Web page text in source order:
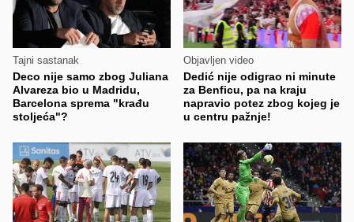
Tajni sastanak
Deco nije samo zbog Juliana
Alvareza bio u Madridu,
Barcelona sprema "krađu
stoljeća"?
Objavljen video
Dedić nije odigrao ni minute
za Benficu, pa na kraju
napravio potez zbog kojeg je
u centru pažnje!